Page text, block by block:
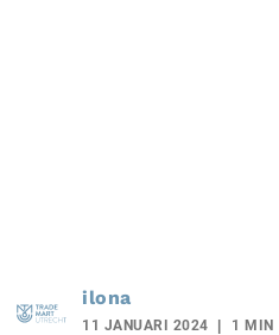
ilona
11 JANUARI 2024 1 MIN